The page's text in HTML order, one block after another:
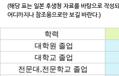
(해당 표는 일본 후생청 자료를 바탕으로 작성
어디까지나 참조용으로만 보길 바란다.)
학력
대학원 졸업
대학교 졸업
전문대,전문학교 졸업